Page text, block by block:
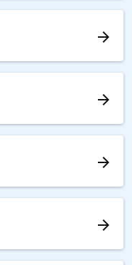
arrow_forward
arrow_forward
arrow_forward
arrow_forward